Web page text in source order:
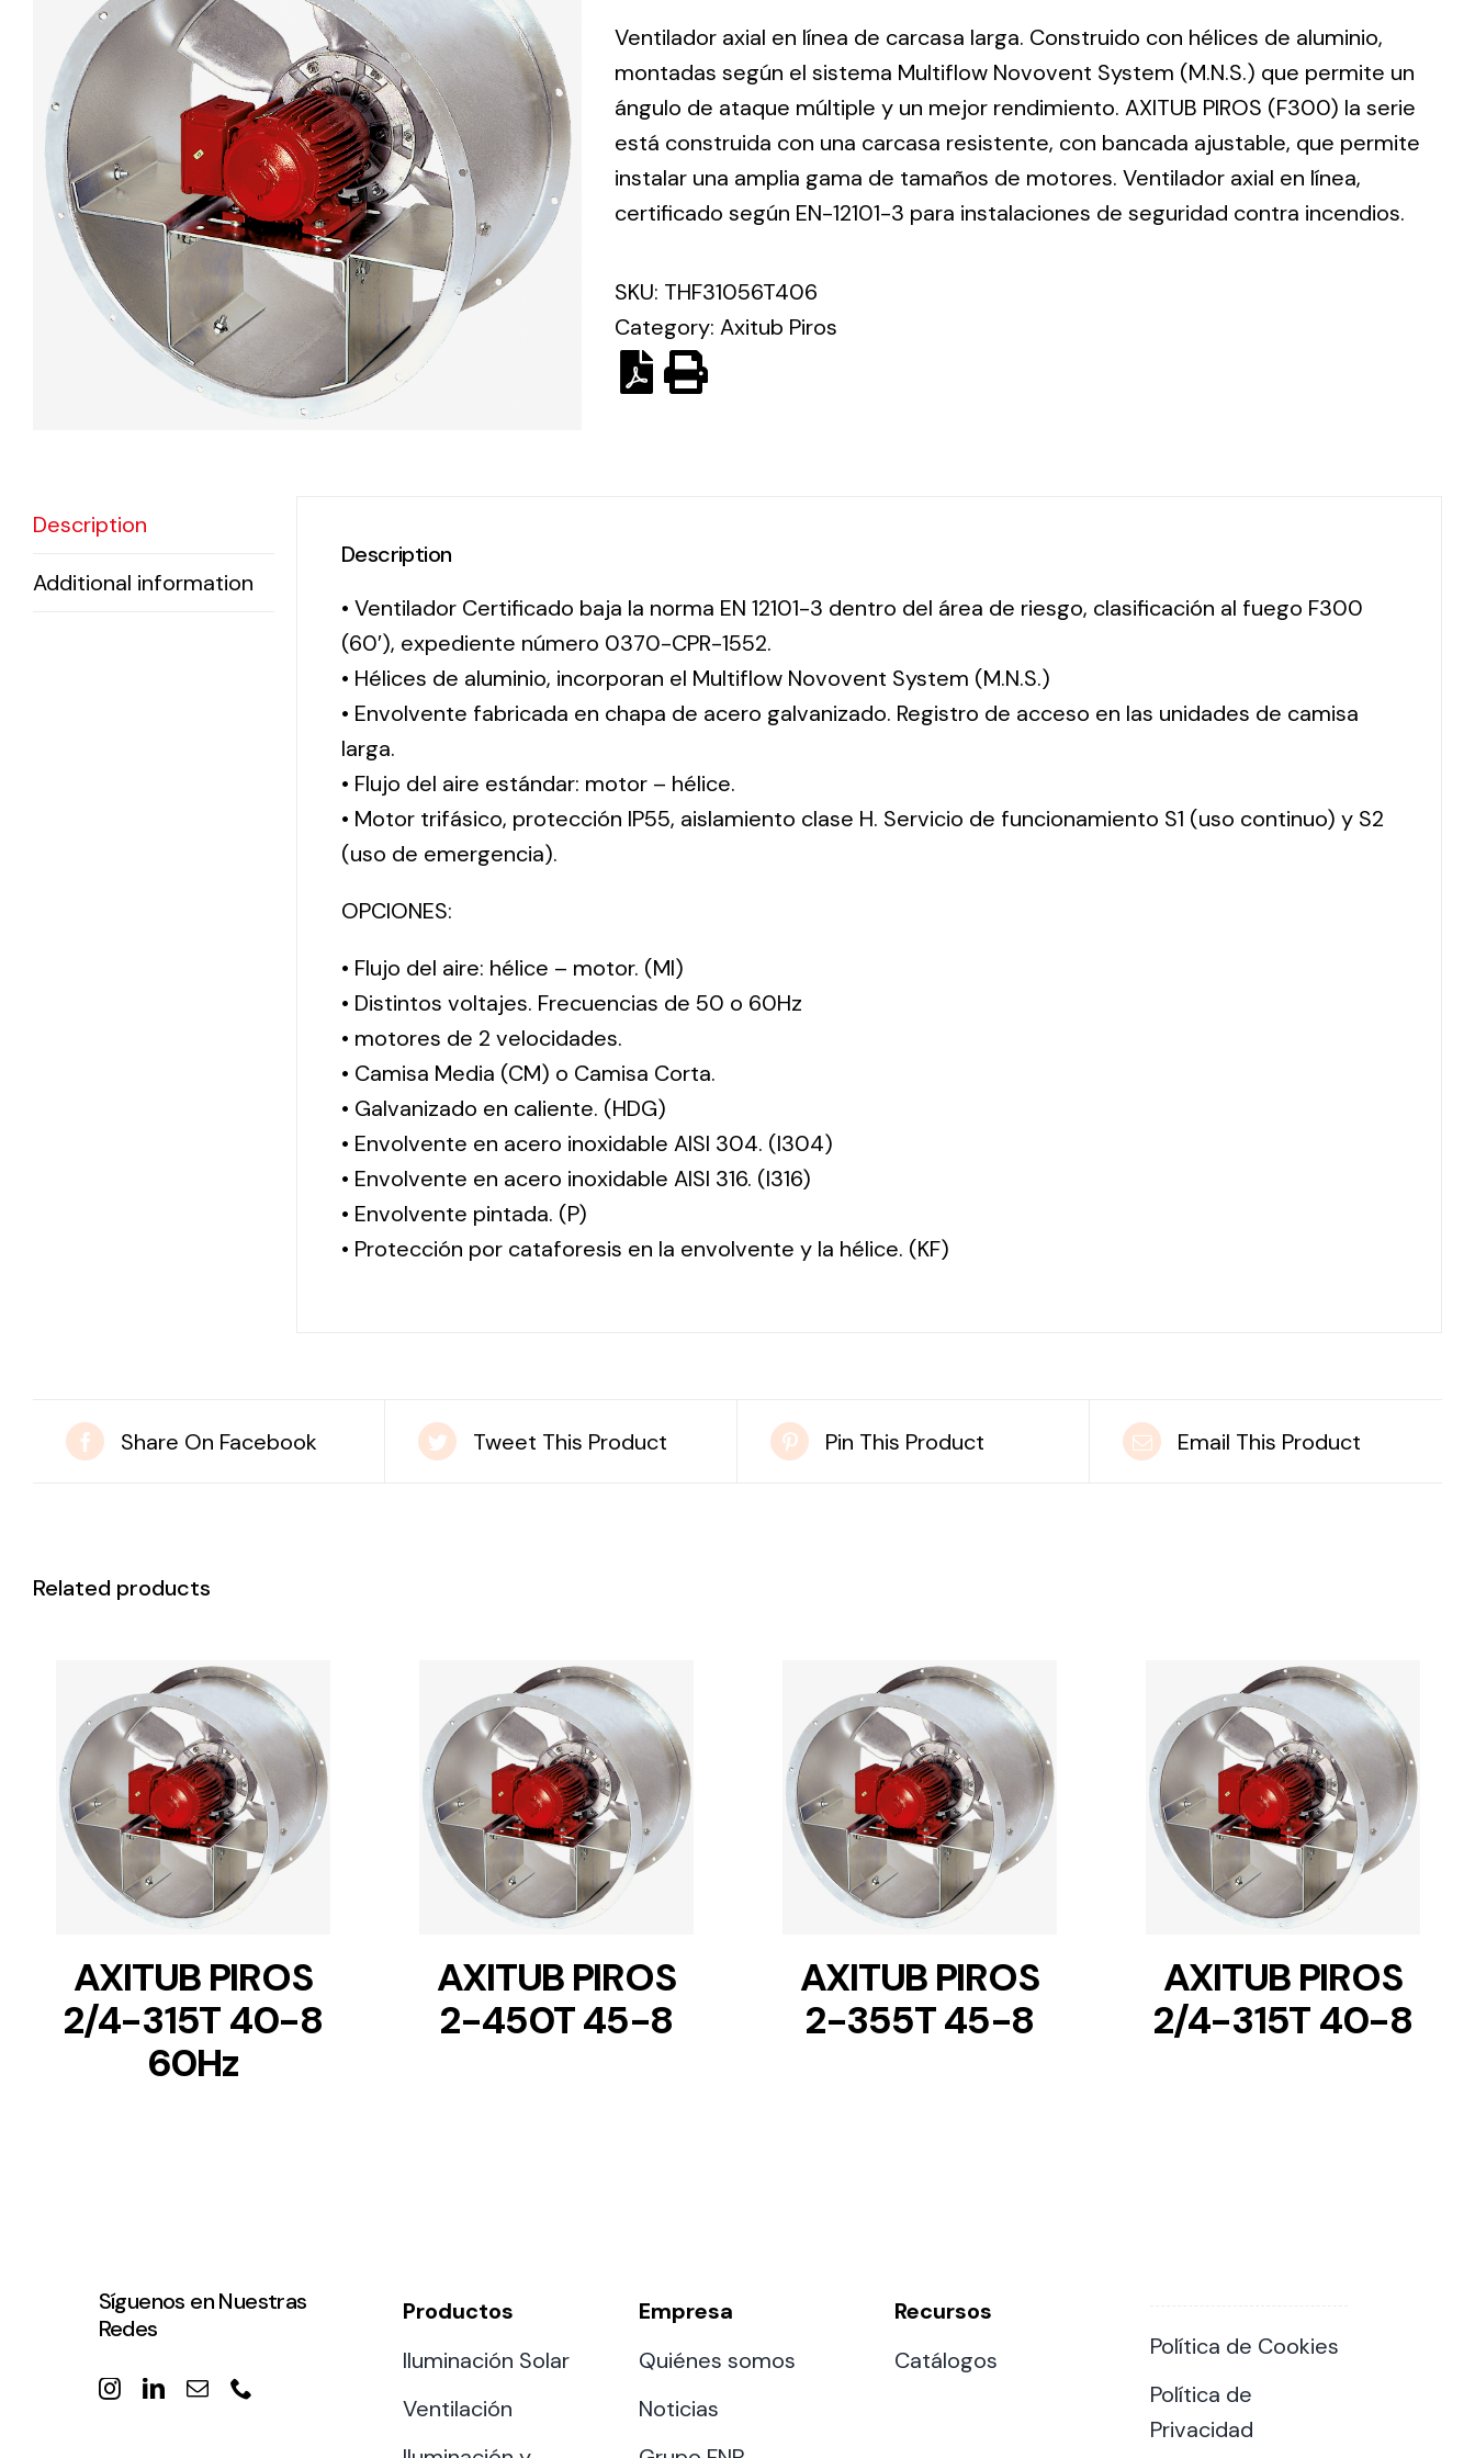
eléctrico.
Lighting and
Electrical
Equipment
Complete
solutions in
lighting and
Ventilation
The
incorporation of
Novovent into
offer of
ventilation
products for
different uses
Solar lighting
solutions for all
Ventilador axial en línea de carcasa larga. Construido con hélices de aluminio,
montadas según el sistema Multiflow Novovent System (M.N.S.) que permite un
ángulo de ataque múltiple y un mejor rendimiento. AXITUB PIROS (F300) la serie
está construida con una carcasa resistente, con bancada ajustable, que permite
instalar una amplia gama de tamaños de motores. Ventilador axial en línea,
certificado según EN-12101-3 para instalaciones de seguridad contra incendios.
SKU: THF31056T406
Category: Axitub Piros
Description
Additional information
Description
• Ventilador Certificado baja la norma EN 12101-3 dentro del área de riesgo, clasificación al fuego F300
(60′), expediente número 0370-CPR-1552.
• Hélices de aluminio, incorporan el Multiflow Novovent System (M.N.S.)
• Envolvente fabricada en chapa de acero galvanizado. Registro de acceso en las unidades de camisa
larga.
• Flujo del aire estándar: motor – hélice.
• Motor trifásico, protección IP55, aislamiento clase H. Servicio de funcionamiento S1 (uso continuo) y S2
(uso de emergencia).
OPCIONES:
• Flujo del aire: hélice – motor. (MI)
• Distintos voltajes. Frecuencias de 50 o 60Hz
• motores de 2 velocidades.
• Camisa Media (CM) o Camisa Corta.
• Galvanizado en caliente. (HDG)
• Envolvente en acero inoxidable AISI 304. (I304)
• Envolvente en acero inoxidable AISI 316. (I316)
• Envolvente pintada. (P)
• Protección por cataforesis en la envolvente y la hélice. (KF)
Share On Facebook Tweet This Product Pin This Product Email This Product
Related products
DETAILS
AXITUB PIROS
2/4-315T 40-8
60Hz
DETAILS
AXITUB PIROS
2-450T 45-8
DETAILS
AXITUB PIROS
2-355T 45-8
DETAILS
AXITUB PIROS
2/4-315T 40-8
Síguenos en Nuestras
Redes
Productos
Iluminación Solar
Ventilación
Empresa
Quiénes somos
Noticias
Recursos
Catálogos
Política de Cookies
Política de
Privacidad